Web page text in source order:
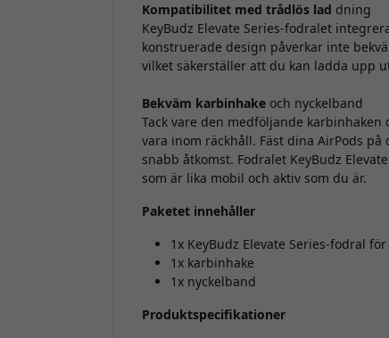
Kompatibilitet med trådlös lad dning
KeyBudz Elevate Series-fodralet
konstruerade design påverkar inte
vilket säkerställer att du kan ladda upp
Bekväm karbinhakeoch nyckelband
Tack vare den medföljande
vara inom räckhåll. Fäst dina AirPods
snabb åtkomst. Fodralet KeyBudz
som är lika mobil och aktiv som du är.
Paketet innehåller
1x KeyBudz Elevate Series-fodral
1x karbinhake
1x nyckelband
Produktspecifikationer